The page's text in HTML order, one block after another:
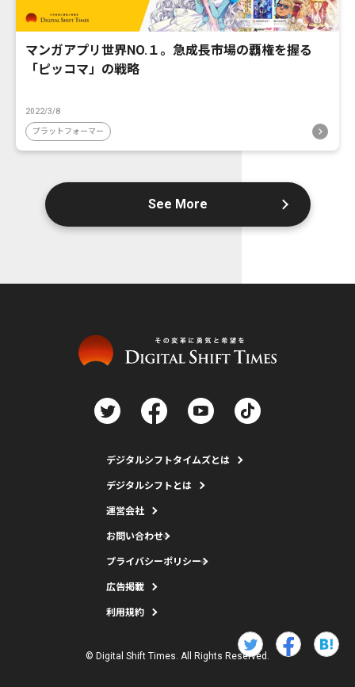
マンガアプリ世界NO.１。急成長市場の覇権を握る
「ピッコマ」の戦略
2022/3/8
プラットフォーマー
See More
デジタルシフトタイムズとは
デジタルシフトとは
運営会社
お問い合わせ
プライバシーポリシー
広告掲載
利用規約
© Digital Shift Times. All Rights Reserved.